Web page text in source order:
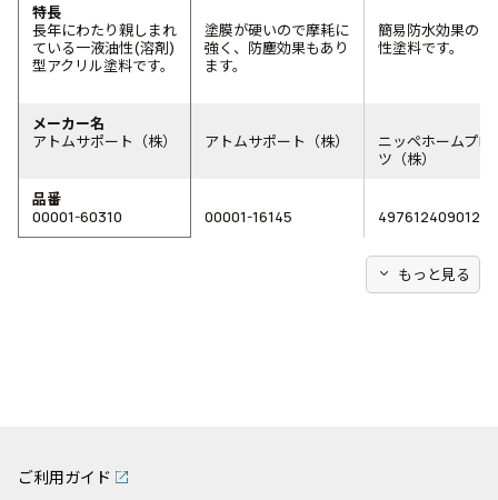
特長
長年にわたり親しまれ
ている一液油性(溶剤)
型アクリル塗料です。
塗膜が硬いので摩耗に
強く、防塵効果もあり
ます。
簡易防水効果のあ
性塗料です。
メーカー名
アトムサポート（株）
アトムサポート（株）
ニッペホームプロ
ツ（株）
品番
00001-60310
00001-16145 4976124090127
expand_more もっと見る
ご利用ガイド